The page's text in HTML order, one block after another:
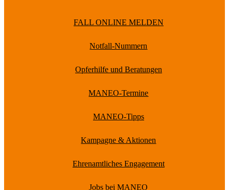
FALL ONLINE MELDEN
Notfall-Nummern
Opferhilfe und Beratungen
MANEO-Termine
MANEO-Tipps
Kampagne & Aktionen
Ehrenamtliches Engagement
Jobs bei MANEO